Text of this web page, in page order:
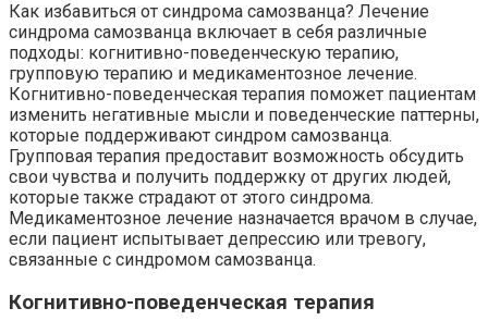
Как избавиться от синдрома самозванца? Лечение
синдрома самозванца включает в себя различные
подходы: когнитивно-поведенческую терапию,
групповую терапию и медикаментозное лечение.
Когнитивно-поведенческая терапия поможет пациентам
изменить негативные мысли и поведенческие паттерны,
которые поддерживают синдром самозванца.
Групповая терапия предоставит возможность обсудить
свои чувства и получить поддержку от других людей,
которые также страдают от этого синдрома.
Медикаментозное лечение назначается врачом в случае,
если пациент испытывает депрессию или тревогу,
связанные с синдромом самозванца.
Когнитивно-поведенческая терапия